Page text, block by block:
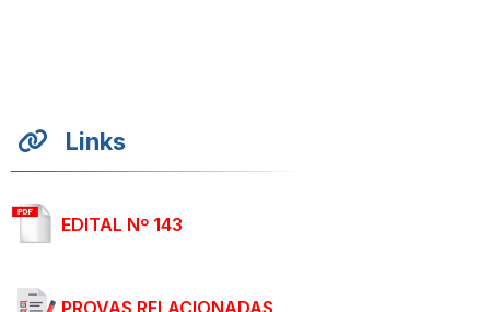
Links
EDITAL Nº 143
PROVAS RELACIONADAS